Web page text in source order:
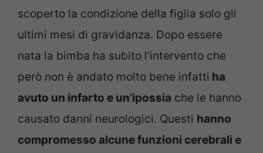
scoperto la condizione della figlia solo gli
ultimi mesi di gravidanza. Dopo essere
nata la bimba ha subito l’intervento che
però non è andato molto bene infatti ha
avuto un infarto e un’ipossia che le hanno
causato danni neurologici. Questi hanno
compromesso alcune funzioni cerebrali e